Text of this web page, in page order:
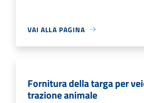
VAI ALLA PAGINA
Fornitura della targa per
trazione animale